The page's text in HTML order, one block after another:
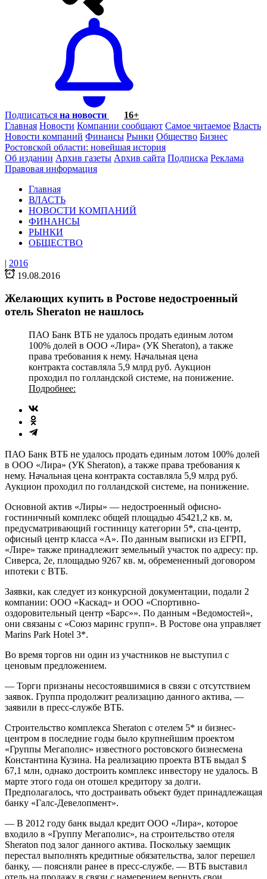
Подписаться на новости
16+
Главная Новости Компании сообщают Самое читаемое Власть
Новости компаний Финансы Рынки Общество Бизнес
Ростовской области: новейшая история
Об издании Архив газеты Архив сайта Подписка Реклама
Правовая информация
Главная
ВЛАСТЬ
НОВОСТИ КОМПАНИЙ
ФИНАНСЫ
РЫНКИ
ОБЩЕСТВО
| 2016
19.08.2016
Желающих купить в Ростове недостроенный
отель Sheraton не нашлось
ПАО Банк ВТБ не удалось продать единым лотом
100% долей в ООО «Лира» (УК Sheraton), а также
права требования к нему. Начальная цена
контракта составляла 5,9 млрд руб. Аукцион
проходил по голландской системе, на понижение.
Подробнее:
ПАО Банк ВТБ не удалось продать единым лотом 100% долей
в ООО «Лира» (УК Sheraton), а также права требования к
нему. Начальная цена контракта составляла 5,9 млрд руб.
Аукцион проходил по голландской системе, на понижение.
Основной актив «Лиры» — недостроенный офисно-
гостиничный комплекс общей площадью 45421,2 кв. м,
предусматривающий гостиницу категории 5*, спа-центр,
офисный центр класса «А». По данным выписки из ЕГРП,
«Лире» также принадлежит земельный участок по адресу: пр.
Сиверса, 2е, площадью 9267 кв. м, обремененный договором
ипотеки с ВТБ.
Заявки, как следует из конкурсной документации, подали 2
компании: ООО «Каскад» и ООО «Спортивно-
оздоровительный центр «Барс»». По данным «Ведомостей»,
они связаны с «Союз маринс групп». В Ростове она управляет
Marins Park Hotel 3*.
Во время торгов ни один из участников не выступил с
ценовым предложением.
— Торги признаны несостоявшимися в связи с отсутствием
заявок. Группа продолжит реализацию данного актива, —
заявили в пресс-службе ВТБ.
Строительство комплекса Sheraton c отелем 5* и бизнес-
центром в последние годы было крупнейшим проектом
«Группы Мегаполис» известного ростовского бизнесмена
Константина Кузина. На реализацию проекта ВТБ выдал $
67,1 млн, однако достроить комплекс инвестору не удалось. В
марте этого года он отошел кредитору за долги.
Предполагалось, что достраивать объект будет принадлежащая
банку «Галс-Девелопмент».
— В 2012 году банк выдал кредит ООО «Лира», которое
входило в «Группу Мегаполис», на строительство отеля
Sheraton под залог данного актива. Поскольку заемщик
перестал выполнять кредитные обязательства, залог перешел
банку, — поясняли ранее в пресс-службе. — ВТБ выставил
отель на продажу в связи с намерением вернуть свои